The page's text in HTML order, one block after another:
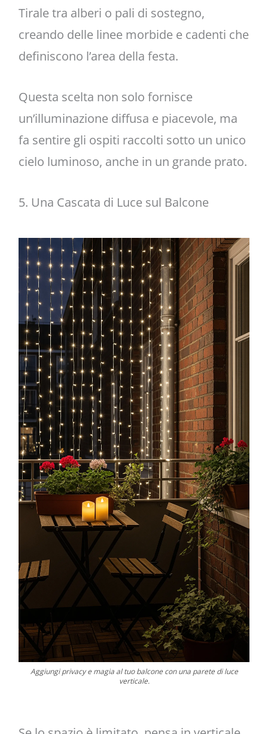
Tirale tra alberi o pali di sostegno,
creando delle linee morbide e cadenti che
definiscono l’area della festa.
Questa scelta non solo fornisce
un’illuminazione diffusa e piacevole, ma
fa sentire gli ospiti raccolti sotto un unico
cielo luminoso, anche in un grande prato.
5. Una Cascata di Luce sul Balcone
Aggiungi privacy e magia al tuo balcone con una parete di luce
verticale.